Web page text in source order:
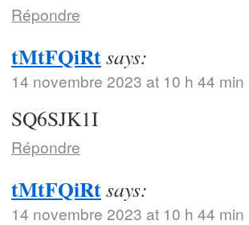
Répondre
tMtFQiRtsays:
14 novembre 2023 at 10 h 44 min
SQ6SJK1I
Répondre
tMtFQiRtsays:
14 novembre 2023 at 10 h 44 min